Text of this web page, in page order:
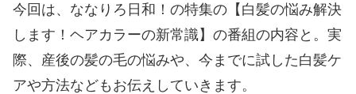
今回は、ななりろ日和！の特集の【白髪の悩み解決
します！ヘアカラーの新常識】の番組の内容と。実
際、産後の髪の毛の悩みや、今までに試した白髪ケ
アや方法などもお伝えしていきます。